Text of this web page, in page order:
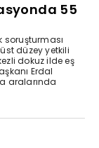
55
soruşturması
düzey yetkili
dokuz ilde eş
Erdal
aralarında